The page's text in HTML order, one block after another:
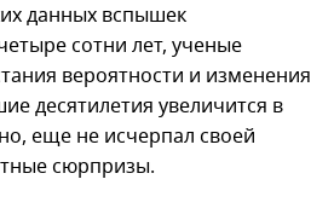
данных вспышек
сотни лет, ученые
вероятности и изменения
десятилетия увеличится в
еще не исчерпал своей
сюрпризы.